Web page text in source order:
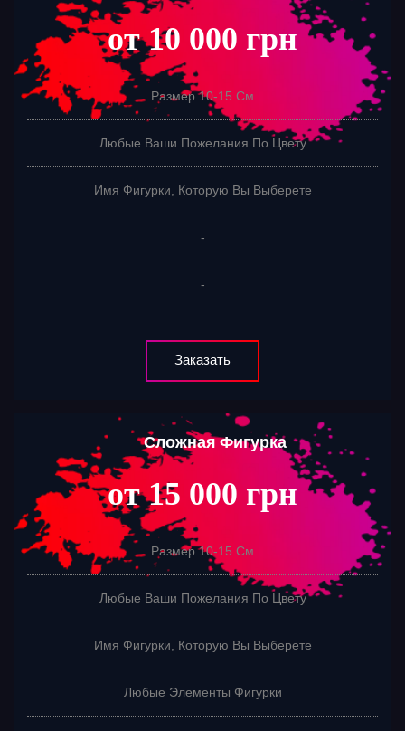
от 10 000 грн
Размер 10-15 См
Любые Ваши Пожелания По Цвету
Имя Фигурки, Которую Вы Выберете
-
-
Заказать
Сложная Фигурка
от 15 000 грн
Размер 10-15 См
Любые Ваши Пожелания По Цвету
Имя Фигурки, Которую Вы Выберете
Любые Элементы Фигурки